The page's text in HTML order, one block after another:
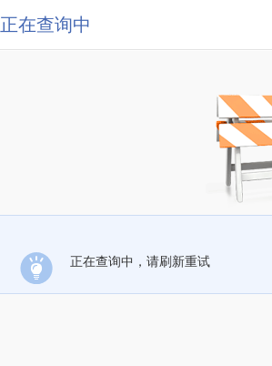
正在查询中
正在查询中，请刷新重试